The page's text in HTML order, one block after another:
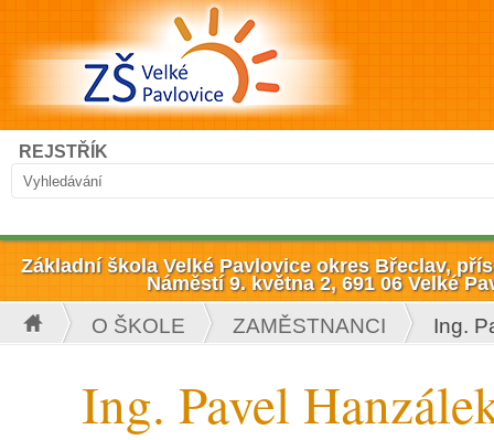
Přejít k hlavnímu obsahu
Vyhledávání
Hledat
REJSTŘÍK
Základní škola Velké Pavlovice okres Břeclav,
Náměstí 9. května 2, 691 06 Velké
Jste zde
O ŠKOLE ZAMĚSTNANCI Ing.
Ing. Pavel